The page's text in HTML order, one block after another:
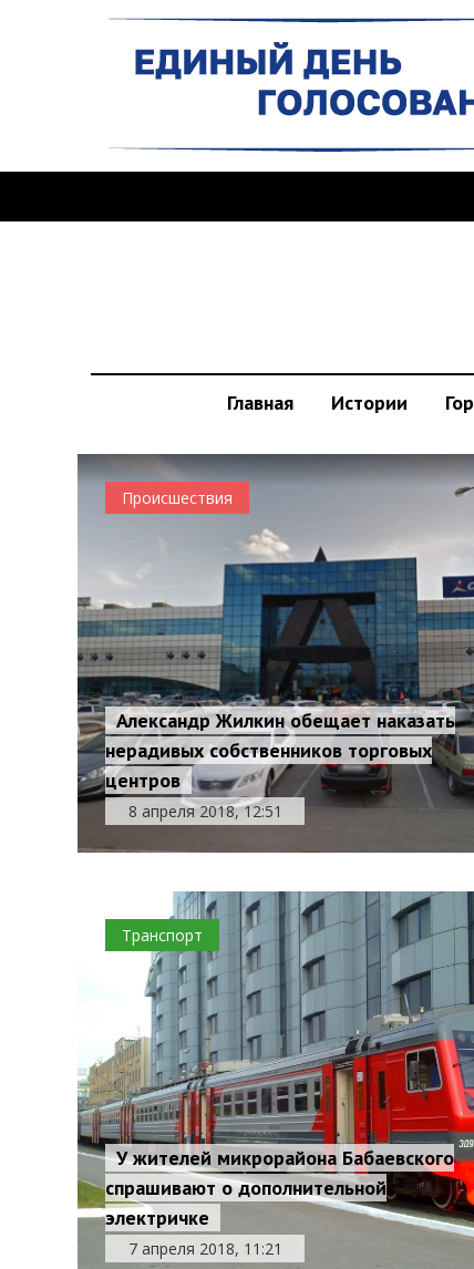
Главная Истории
Происшествия
Александр Жилкин обещает наказать
нерадивых собственников торговых
центров
8 апреля 2018, 12:51
Транспорт
У жителей микрорайона Бабаевского
спрашивают о дополнительной
электричке
7 апреля 2018, 11:21